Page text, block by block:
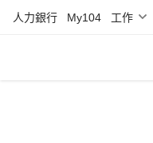
人力銀行 My104 工作